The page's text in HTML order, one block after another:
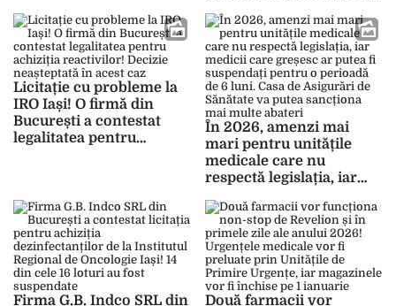
nimeni grijă de el. Nu ne-
a spus nimeni că a
murit!”
Licitație cu probleme la
IRO Iași! O firmă din
București a contestat
legalitatea pentru
În 2026, amenzi mai
mari pentru unitățile
medicale care nu
respectă legislația, iar
putea fi suspendați
pentru o perioadă de 6
luni. Casa de Asigurări de
Sănătate va putea
sancționa mai multe
abateri
Firma G.B. Indco SRL din Două farmacii vor